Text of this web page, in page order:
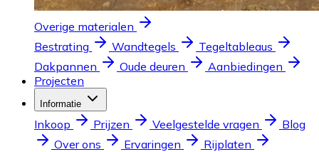
Overige materialen
Bestrating
Wandtegels
Tegeltableaus
Dakpannen
Oude deuren
Aanbiedingen
Projecten
Informatie
Inkoop Prijzen Veelgestelde vragen
Blog
Over ons
Ervaringen Rijplaten